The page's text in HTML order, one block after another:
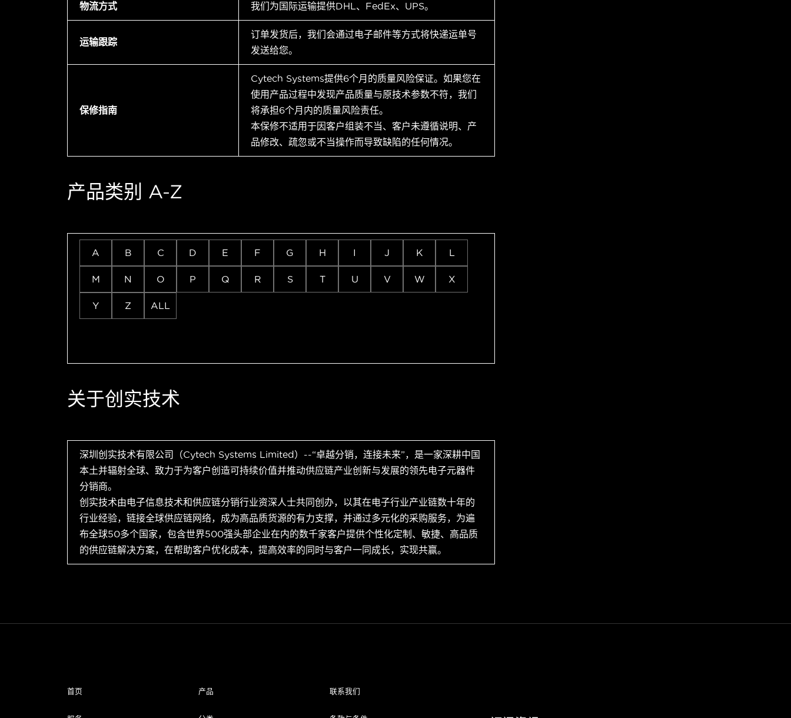
物流方式 我们为国际运输提供DHL、FedEx、UPS。
运输跟踪
订单发货后，我们会通过电子邮件等方式将快递运单号
发送给您。
保修指南
Cytech Systems提供6个月的质量风险保证。如果您在
使用产品过程中发现产品质量与原技术参数不符，我们
将承担6个月内的质量风险责任。
本保修不适用于因客户组装不当、客户未遵循说明、产
品修改、疏忽或不当操作而导致缺陷的任何情况。
产品类别 A-Z
A B C D E F G H I J K L
M N O P Q R S T U V W X
Y Z ALL
关于创实技术
深圳创实技术有限公司（Cytech Systems Limited）--“卓越分销，连接未来”，是一家深耕中国
本土并辐射全球、致力于为客户创造可持续价值并推动供应链产业创新与发展的领先电子元器件
分销商。
创实技术由电子信息技术和供应链分销行业资深人士共同创办，以其在电子行业产业链数十年的
行业经验，链接全球供应链网络，成为高品质货源的有力支撑，并通过多元化的采购服务，为遍
布全球50多个国家，包含世界500强头部企业在内的数千家客户提供个性化定制、敏捷、高品质
的供应链解决方案，在帮助客户优化成本，提高效率的同时与客户一同成长，实现共赢。
首页 产品 联系我们